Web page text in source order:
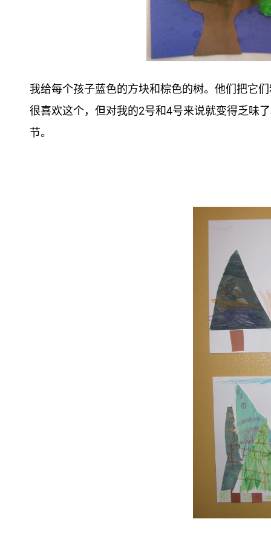
我给每个孩子蓝色的方块和棕色的树。他们把它
很喜欢这个，但对我的2号和4号来说就变得乏味
节。